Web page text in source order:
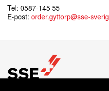
Tel: 0587-145 55
E-post: order.gyttorp@sse-